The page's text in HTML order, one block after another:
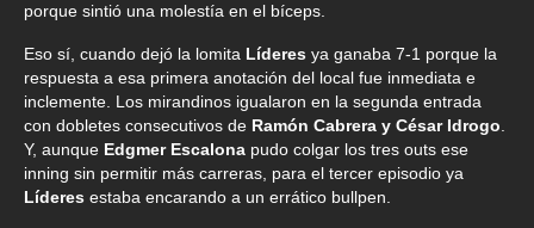
porque sintió una molestía en el bíceps.
Eso sí, cuando dejó la lomita Líderes ya ganaba 7-1 porque la
respuesta a esa primera anotación del local fue inmediata e
inclemente. Los mirandinos igualaron en la segunda entrada
con dobletes consecutivos de Ramón Cabrera y César Idrogo.
Y, aunque Edgmer Escalona pudo colgar los tres outs ese
inning sin permitir más carreras, para el tercer episodio ya
Líderes estaba encarando a un errático bullpen.